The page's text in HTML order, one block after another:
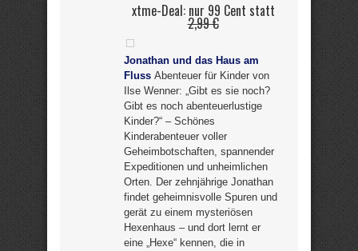
xtme-Deal: nur 99 Cent statt
2,99 €
Jonathan und das Haus am
Fluss Abenteuer für Kinder von
Ilse Wenner: „Gibt es sie noch?
Gibt es noch abenteuerlustige
Kinder?“ – Schönes
Kinderabenteuer voller
Geheimbotschaften, spannender
Expeditionen und unheimlichen
Orten. Der zehnjährige Jonathan
findet geheimnisvolle Spuren und
gerät zu einem mysteriösen
Hexenhaus – und dort lernt er
eine „Hexe“ kennen, die in